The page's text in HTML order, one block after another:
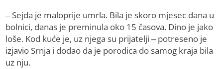
– Sejda je maloprije umrla. Bila je skoro mjesec dana u
bolnici, danas je preminula oko 15 časova. Dino je jako
loše. Kod kuće je, uz njega su prijatelji – potreseno je
izjavio Srnja i dodao da je porodica do samog kraja bila
uz nju.